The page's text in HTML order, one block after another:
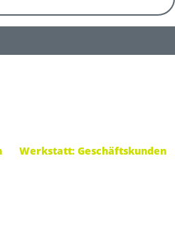
Werkstatt: Geschäftskunden